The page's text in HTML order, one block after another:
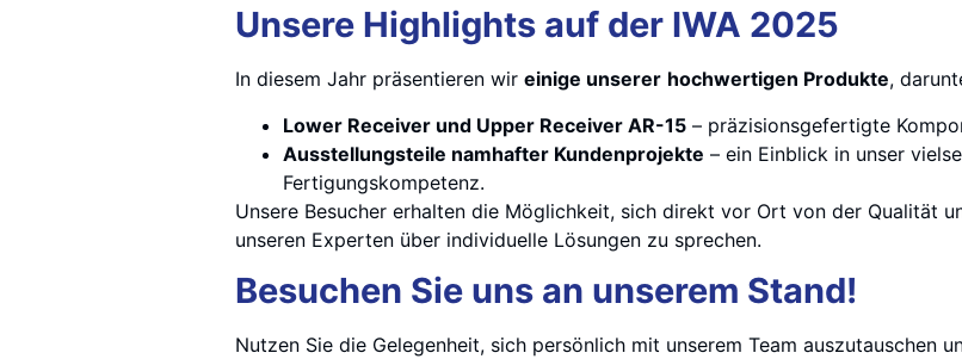
Unsere Highlights auf der IWA 2025
In diesem Jahr präsentieren wir einige unserer hochwertigen Produkte,
Lower Receiver und Upper Receiver AR-15 – präzisionsgefertigte
Ausstellungsteile namhafter Kundenprojekte – ein Einblick in unser
Fertigungskompetenz.
Unsere Besucher erhalten die Möglichkeit, sich direkt vor Ort von der Qualität
unseren Experten über individuelle Lösungen zu sprechen.
Besuchen Sie uns an unserem Stand!
Nutzen Sie die Gelegenheit, sich persönlich mit unserem Team auszutauschen